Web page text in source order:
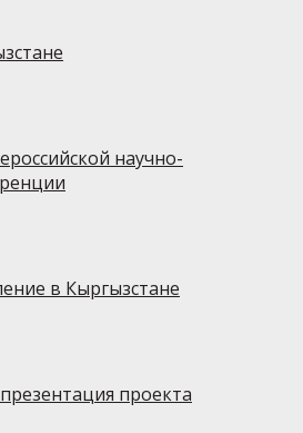
научно-
в Кыргызстане
проекта